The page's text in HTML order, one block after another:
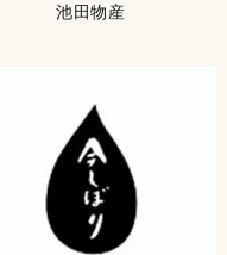
池田物産